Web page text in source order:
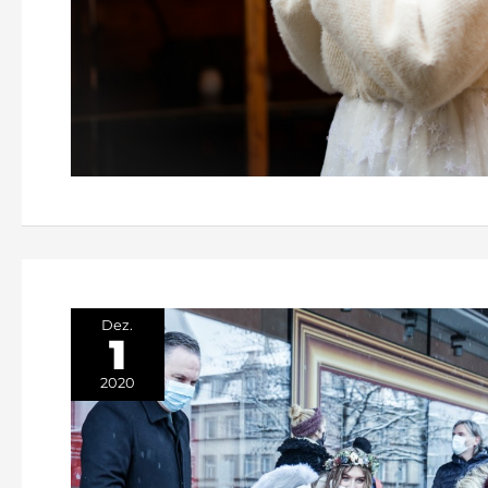
Dez.
1
2020